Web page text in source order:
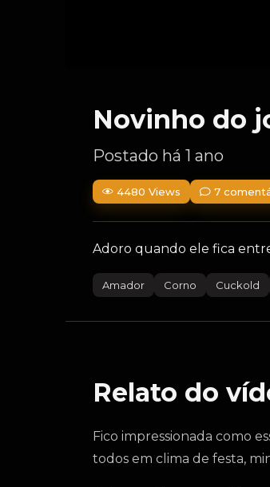
Novinho do
Postado há 1 ano
4480 Views 7
Adoro quando ele fica
Amador Corno Cuckold
Relato do
Fico impressionada como
todos em clima de festa,